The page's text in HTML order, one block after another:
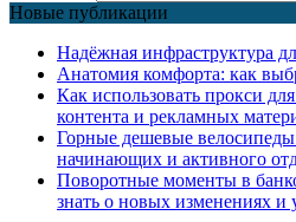
Новые публикации
Надёжная инфраструктура
Анатомия комфорта: как
Как использовать прокси
контента и рекламных
Горные дешевые
начинающих и активного
Поворотные моменты в
знать о новых изменениях и